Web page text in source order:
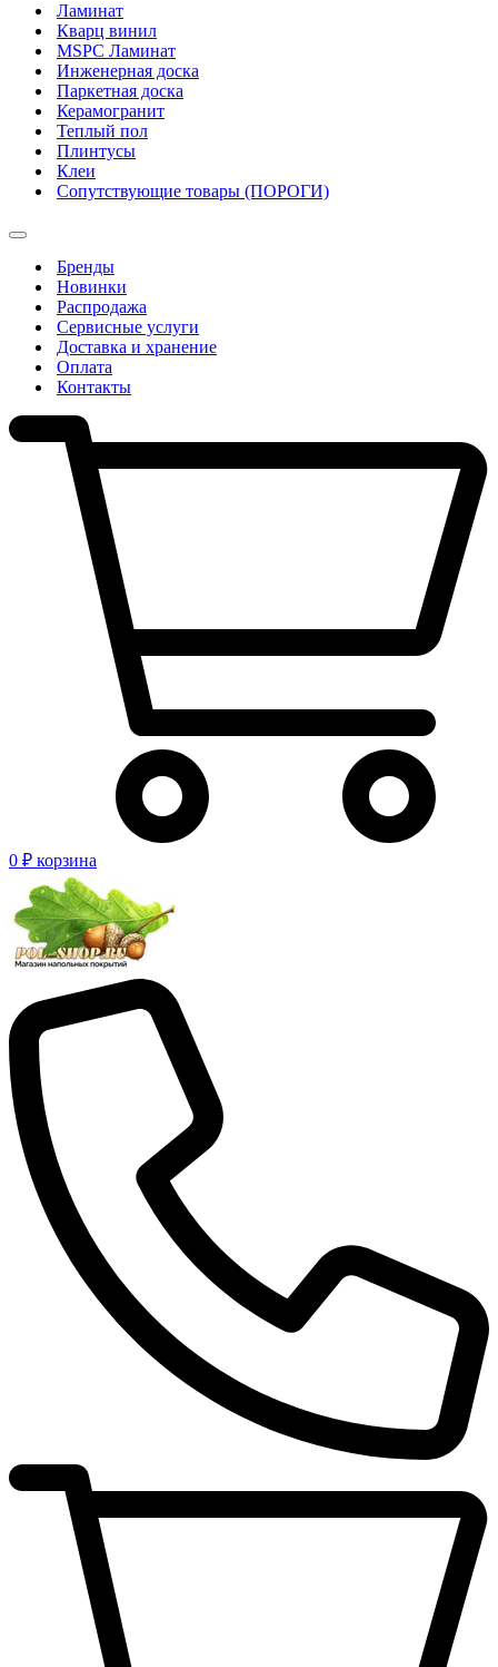
Ламинат
Кварц винил
MSPC Ламинат
Инженерная доска
Паркетная доска
Керамогранит
Теплый пол
Плинтусы
Клеи
Сопутствующие товары (ПОРОГИ)
Бренды
Новинки
Распродажа
Сервисные услуги
Доставка и хранение
Оплата
Контакты
0 ₽ корзина